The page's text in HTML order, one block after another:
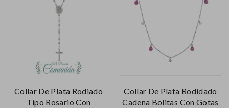
Collar De Plata Rodiado
Tipo Rosario Con
Collar De Plata Rodidado
Cadena Bolitas Con Gotas